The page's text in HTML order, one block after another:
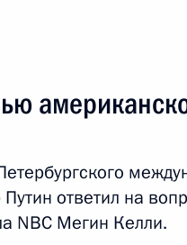
Собранию
рабочие встречи
ответил на
NBC Мегин Келли.